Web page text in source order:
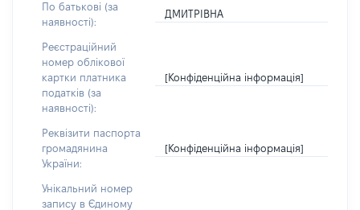
По батькові (за
наявності):
ДМИТРІВНА
Реєстраційний
номер облікової
картки платника
податків (за
наявності):
[Конфіденційна інформація]
Реквізити паспорта
громадянина
України:
[Конфіденційна інформація]
Унікальний номер
запису в Єдиному